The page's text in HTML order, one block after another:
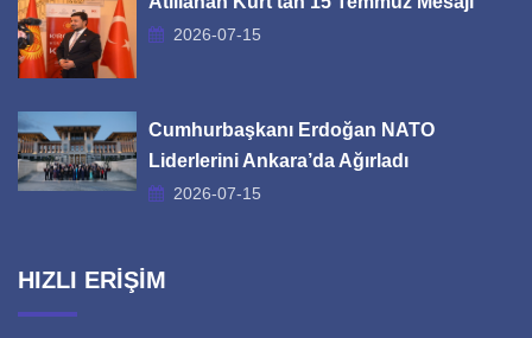
2026-07-15
Cumhurbaşkanı Erdoğan NATO
Liderlerini Ankara’da Ağırladı
2026-07-15
HIZLI ERİŞİM